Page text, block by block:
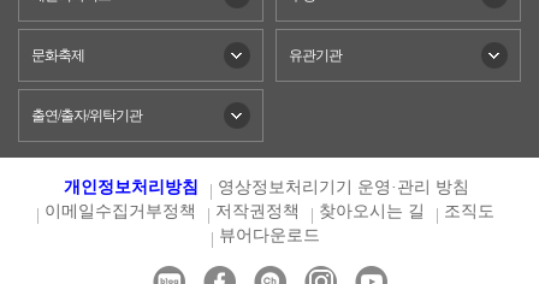
문화축제 유관기관
출연/출자/위탁기관
개인정보처리방침
영상정보처리기기 운영·관리 방침
이메일수집거부정책
저작권정책 찾아오시는 길
조직도
뷰어다운로드